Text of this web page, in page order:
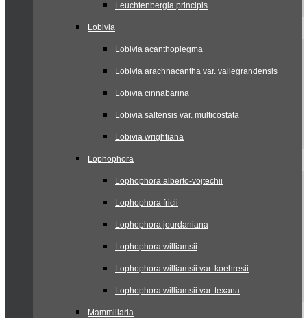
Leuchtenbergia principis
Lobivia
Lobivia acanthoplegma
Lobivia arachnacantha var. vallegrandensis
Lobivia cinnabarina
Lobivia saltensis var. multicostata
Lobivia wrightiana
Lophophora
Lophophora alberto-vojtechii
Lophophora fricii
Lophophora jourdaniana
Lophophora williamsii
Lophophora williamsii var. koehresii
Lophophora williamsii var. texana
Mammillaria